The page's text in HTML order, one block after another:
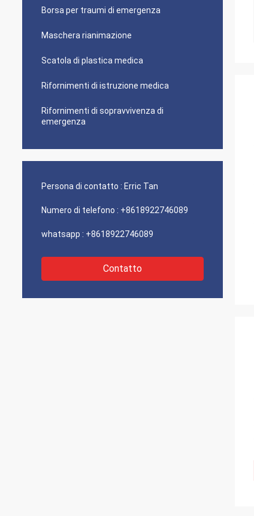
Borsa per traumi di emergenza
Maschera rianimazione
Scatola di plastica medica
Rifornimenti di istruzione medica
Rifornimenti di sopravvivenza di
emergenza
Persona di contatto : Erric Tan
Numero di telefono : +8618922746089
whatsapp : +8618922746089
Contatto